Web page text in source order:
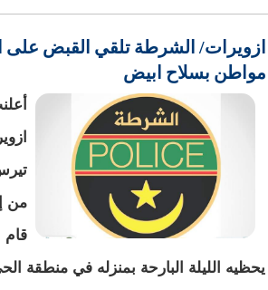
ازويرات/ الشرطة تلقي القبض
مواطن بسلاح ابيض
من
يحظيه الليلة البارحة بمنزله في منطقة